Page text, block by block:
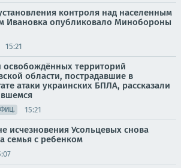
контроля над населенным
Ивановка опубликовало Минобороны
15:21
территорий
области, пострадавшие в
атаки украинских БПЛА, рассказали
15:21
исчезновения Усольцевых снова
семья с ребенком